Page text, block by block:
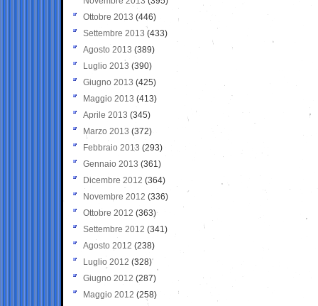
Ottobre 2013 (446)
Settembre 2013 (433)
Agosto 2013 (389)
Luglio 2013 (390)
Giugno 2013 (425)
Maggio 2013 (413)
Aprile 2013 (345)
Marzo 2013 (372)
Febbraio 2013 (293)
Gennaio 2013 (361)
Dicembre 2012 (364)
Novembre 2012 (336)
Ottobre 2012 (363)
Settembre 2012 (341)
Agosto 2012 (238)
Luglio 2012 (328)
Giugno 2012 (287)
Maggio 2012 (258)